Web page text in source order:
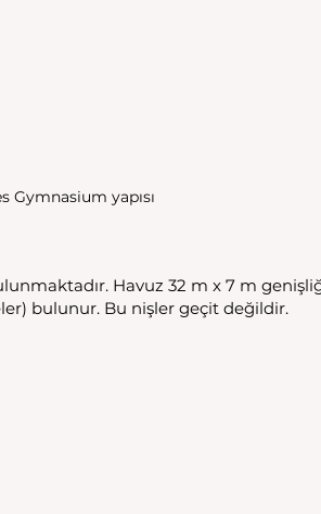
Gymnasium yapısı
Havuz 32 m x 7 m
bulunur. Bu nişler geçit değildir.